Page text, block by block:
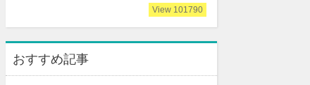
View 101790
おすすめ記事